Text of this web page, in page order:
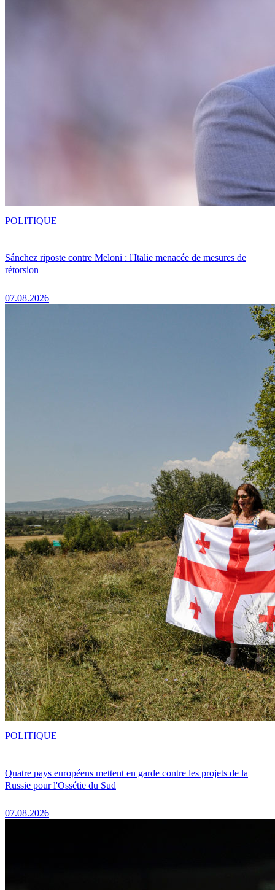
Sánchez riposte contre Meloni : l'Italie menacée de mesures de
rétorsion
07.08.2026
POLITIQUE
Quatre pays européens mettent en garde contre les projets de la
Russie pour l'Ossétie du Sud
07.08.2026
POLITIQUE